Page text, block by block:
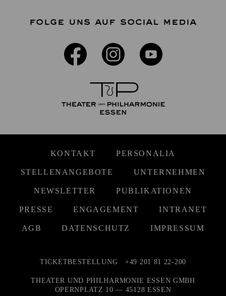
FOLGE UNS AUF SOCIAL MEDIA
KONTAKT PERSONALIA
STELLENANGEBOTE UNTERNEHMEN
NEWSLETTER PUBLIKATIONEN
PRESSE ENGAGEMENT INTRANET
AGB DATENSCHUTZ IMPRESSUM
TICKETBESTELLUNG +49 201 81 22-200
THEATER UND PHILHARMONIE ESSEN GMBH
OPERNPLATZ 10 — 45128 ESSEN